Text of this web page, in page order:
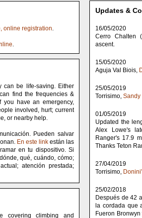
online registration.
.
can be life-saving. Either
find the frequencies &
you have an emergency,
involved, hurt; current
or nearby help.
Pueden salvar
En este linkestán las
en tu dispositivo. Si
qué, cuándo, cómo;
atención prestada;
covering climbing and
Updates &
16/05/2020
Cerro Chalten
ascent.
15/05/2020
Aguja Val Biois,
25/05/2019
Torrisimo, Sandy
01/05/2019
Updated the
Alex Lowe's
Ranger's 17.9
Thanks Teton
27/04/2019
Torrisimo,
25/02/2018
Después de 42
la cordada que
Fueron